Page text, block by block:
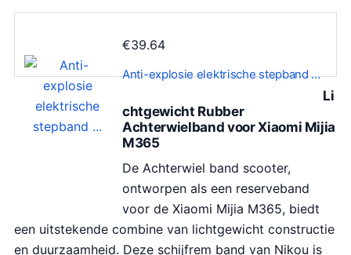
€39.64
Anti-explosie elektrische stepband …
Li
chtgewicht Rubber
Achterwielband voor Xiaomi Mijia
M365
De Achterwiel band scooter,
ontworpen als een reserveband
voor de Xiaomi Mijia M365, biedt
een uitstekende combine van lichtgewicht constructie
en duurzaamheid. Deze schijfrem band van Nikou is